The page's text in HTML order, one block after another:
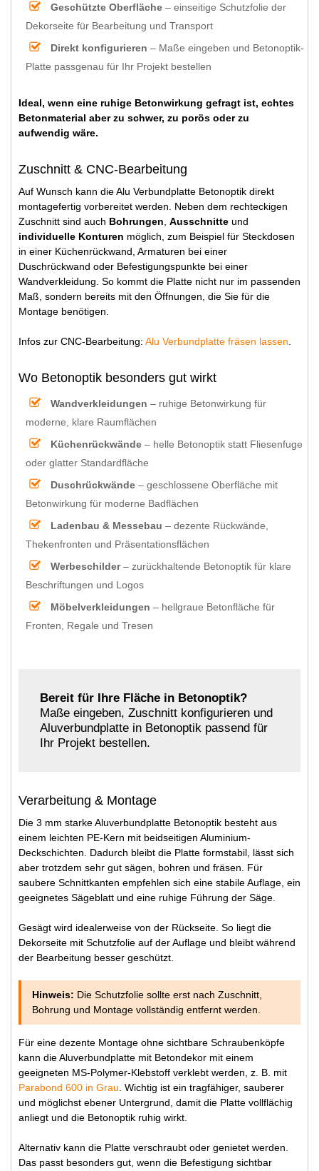
Geschützte Oberfläche – einseitige Schutzfolie der
Dekorseite für Bearbeitung und Transport
Direkt konfigurieren – Maße eingeben und Betonoptik-
Platte passgenau für Ihr Projekt bestellen
Ideal, wenn eine ruhige Betonwirkung gefragt ist, echtes
Betonmaterial aber zu schwer, zu porös oder zu
aufwendig wäre.
Zuschnitt & CNC-Bearbeitung
Auf Wunsch kann die Alu Verbundplatte Betonoptik direkt
montagefertig vorbereitet werden. Neben dem rechteckigen
Zuschnitt sind auch Bohrungen Ausschnitte und
individuelle Konturen möglich, zum Beispiel für Steckdosen
in einer Küchenrückwand, Armaturen bei einer
Duschrückwand oder Befestigungspunkte bei einer
Wandverkleidung. So kommt die Platte nicht nur im passenden
Maß, sondern bereits mit den Öffnungen, die Sie für die
Montage benötigen.
Infos zur CNC-Bearbeitung: Alu Verbundplatte fräsen lassen
Wo Betonoptik besonders gut wirkt
Wandverkleidungen – ruhige Betonwirkung für
moderne, klare Raumflächen
Küchenrückwände – helle Betonoptik statt Fliesenfuge
oder glatter Standardfläche
Duschrückwände – geschlossene Oberfläche mit
Betonwirkung für moderne Badflächen
Ladenbau & Messebau – dezente Rückwände,
Thekenfronten und Präsentationsflächen
Werbeschilder– zurückhaltende Betonoptik für klare
Beschriftungen und Logos
Möbelverkleidungen – hellgraue Betonfläche für
Fronten, Regale und Tresen
Bereit für Ihre Fläche in Betonoptik?
Maße eingeben, Zuschnitt konfigurieren und
Aluverbundplatte in Betonoptik passend für
Ihr Projekt bestellen.
Verarbeitung & Montage
Die 3 mm starke Aluverbundplatte Betonoptik besteht aus
einem leichten PE-Kern mit beidseitigen Aluminium-
Deckschichten. Dadurch bleibt die Platte formstabil, lässt sich
aber trotzdem sehr gut sägen, bohren und fräsen. Für
saubere Schnittkanten empfehlen sich eine stabile Auflage, ein
geeignetes Sägeblatt und eine ruhige Führung der Säge.
Gesägt wird idealerweise von der Rückseite. So liegt die
Dekorseite mit Schutzfolie auf der Auflage und bleibt während
der Bearbeitung besser geschützt.
Hinweis: Die Schutzfolie sollte erst nach Zuschnitt,
Bohrung und Montage vollständig entfernt werden.
Für eine dezente Montage ohne sichtbare Schraubenköpfe
kann die Aluverbundplatte mit Betondekor mit einem
geeigneten MS-Polymer-Klebstoff verklebt werden, z. B. mit
Parabond 600 in Grau . Wichtig ist ein tragfähiger, sauberer
und möglichst ebener Untergrund, damit die Platte vollflächig
anliegt und die Betonoptik ruhig wirkt.
Alternativ kann die Platte verschraubt oder genietet werden.
Das passt besonders gut, wenn die Befestigung sichtbar